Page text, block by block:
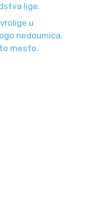
lige.
u
nedoumica.
mesto.